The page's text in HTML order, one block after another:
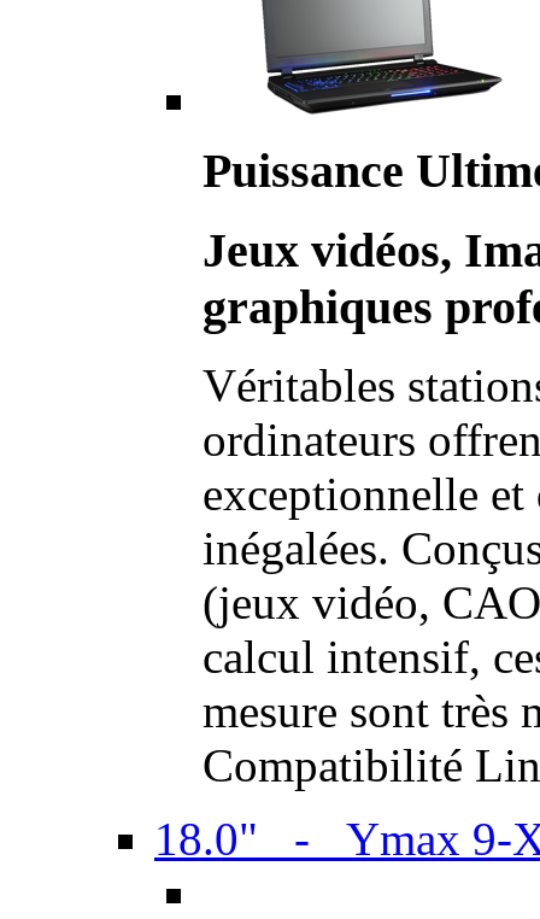
Puissance
Jeux vidéos,
graphiques
Véritables
ordinateurs
exceptionnelle et
inégalées.
(jeux vidéo,
calcul intensif,
mesure sont très
Compatibilité
18.0" - Ymax 9-